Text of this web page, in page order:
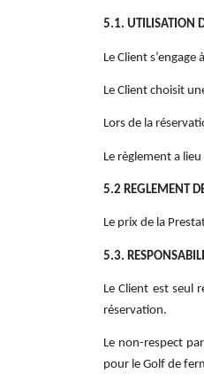
5.1. UTILISATION
Le Client
Le Client choisit
Lors de la
Le règlement a
5.2 REGLEMENT
Le prix de la
5.3.
Le Client est seul
réservation.
Le non-respect
pour le Golf de